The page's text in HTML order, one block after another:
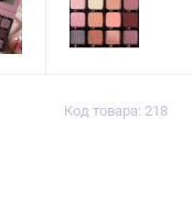
Код товара: 218